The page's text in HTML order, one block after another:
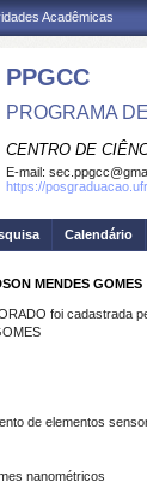
Acadêmicas
PPGCC
PROGRAMA
CENTRO DE
E-mail:
https://
Calendário
MENDES GOMES
foi cadastrada
de elementos
nanométricos